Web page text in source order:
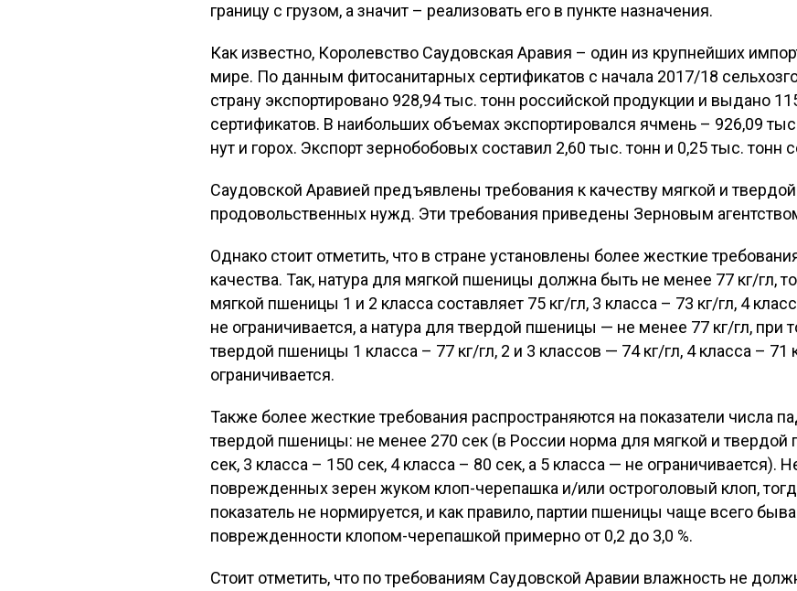
границу с грузом, а значит – реализовать его в пункте назначения.
Как известно, Королевство Саудовская Аравия – один из крупнейших
мире. По данным фитосанитарных сертификатов с начала 2017/18
страну экспортировано 928,94 тыс. тонн российской продукции и выдано
сертификатов. В наибольших объемах экспортировался ячмень – 926,09
нут и горох. Экспорт зернобобовых составил 2,60 тыс. тонн и 0,25 тыс. тонн
Саудовской Аравией предъявлены требования к качеству мягкой и
продовольственных нужд. Эти требования приведены Зерновым
Однако стоит отметить, что в стране установлены более жесткие
качества. Так, натура для мягкой пшеницы должна быть не менее 77 кг/гл,
мягкой пшеницы 1 и 2 класса составляет 75 кг/гл, 3 класса – 73 кг/гл, 4
не ограничивается, а натура для твердой пшеницы — не менее 77 кг/гл, при
твердой пшеницы 1 класса – 77 кг/гл, 2 и 3 классов — 74 кг/гл, 4 класса – 71
ограничивается.
Также более жесткие требования распространяются на показатели числа
твердой пшеницы: не менее 270 сек (в России норма для мягкой и твердой
сек, 3 класса – 150 сек, 4 класса – 80 сек, а 5 класса — не ограничивается).
поврежденных зерен жуком клоп-черепашка и/или остроголовый клоп,
показатель не нормируется, и как правило, партии пшеницы чаще всего
поврежденности клопом-черепашкой примерно от 0,2 до 3,0 %.
Стоит отметить, что по требованиям Саудовской Аравии влажность не